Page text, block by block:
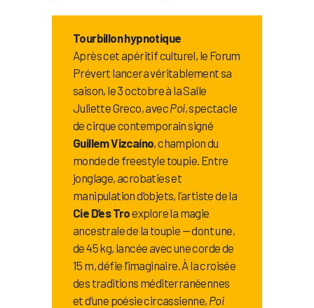
Tourbillon hypnotique
Après cet apéritif culturel, le Forum
Prévert lancera véritablement sa
saison, le 3 octobre à la Salle
Juliette Greco, avecPoi, spectacle
de cirque contemporain signé
Guillem Vizcaíno, champion du
monde de freestyle toupie. Entre
jonglage, acrobaties et
manipulation d’objets, l’artiste de la
Cie D’es Troexplore la magie
ancestrale de la toupie — dont une,
de 45 kg, lancée avec une corde de
15 m, défie l’imaginaire. À la croisée
des traditions méditerranéennes
et d’une poésie circassienne, Poi